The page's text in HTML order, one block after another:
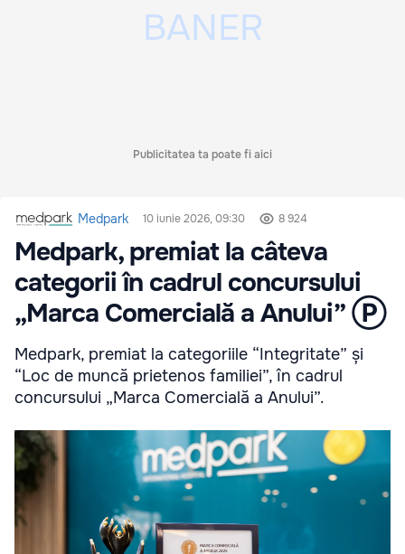
Publicitatea ta poate fi aici
Medpark 10 iunie 2026, 09:30 8 924
Medpark, premiat la câteva
categorii în cadrul concursului
„Marca Comercială a Anului” Ⓟ
Medpark, premiat la categoriile “Integritate” și
“Loc de muncă prietenos familiei”, în cadrul
concursului „Marca Comercială a Anului”.